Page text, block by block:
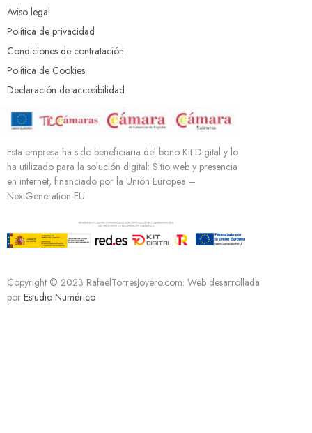
Aviso legal
Política de privacidad
Condiciones de contratación
Política de Cookies
Declaración de accesibilidad
Esta empresa ha sido beneficiaria del bono Kit Digital y lo
ha utilizado para la solución digital: Sitio web y presencia
en internet, financiado por la Unión Europea –
NextGeneration EU
Copyright © 2023 RafaelTorresJoyero.com. Web desarrollada
por Estudio Numérico